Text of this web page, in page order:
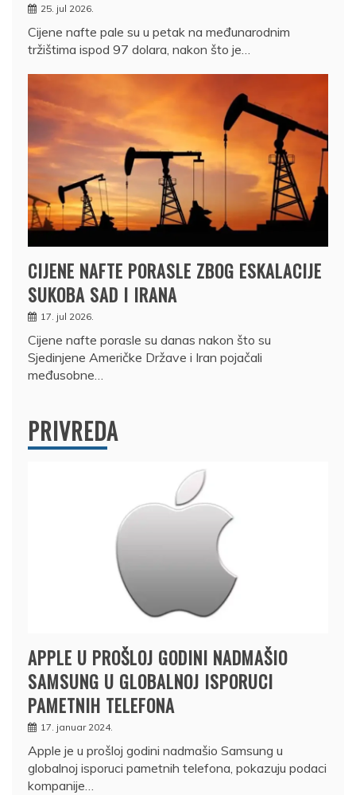
25. jul 2026.
Cijene nafte pale su u petak na međunarodnim
tržištima ispod 97 dolara, nakon što je…
CIJENE NAFTE PORASLE ZBOG ESKALACIJE
SUKOBA SAD I IRANA
17. jul 2026.
Cijene nafte porasle su danas nakon što su
Sjedinjene Američke Države i Iran pojačali
međusobne…
PRIVREDA
APPLE U PROŠLOJ GODINI NADMAŠIO
SAMSUNG U GLOBALNOJ ISPORUCI
PAMETNIH TELEFONA
17. januar 2024.
Apple je u prošloj godini nadmašio Samsung u
globalnoj isporuci pametnih telefona, pokazuju podaci
kompanije…